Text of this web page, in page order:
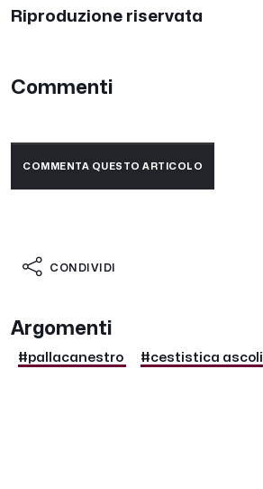
Riproduzione riservata
Commenti
COMMENTA QUESTO ARTICOLO
CONDIVIDI
Argomenti
#pallacanestro #cestistica ascoli